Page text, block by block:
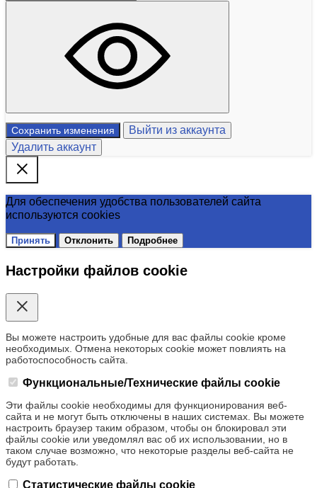
Сохранить изменения
Выйти из аккаунта
Удалить аккаунт
Для обеспечения удобства пользователей сайта
используются cookies
Принять Отклонить Подробнее
Настройки файлов cookie
Вы можете настроить удобные для вас файлы cookie кроме
необходимых. Отмена некоторых cookie может повлиять на
работоспособность сайта.
Функциональные/Технические файлы cookie
Эти файлы cookie необходимы для функционирования веб-
сайта и не могут быть отключены в наших системах. Вы можете
настроить браузер таким образом, чтобы он блокировал эти
файлы cookie или уведомлял вас об их использовании, но в
таком случае возможно, что некоторые разделы веб-сайта не
будут работать.
Статистические файлы cookie